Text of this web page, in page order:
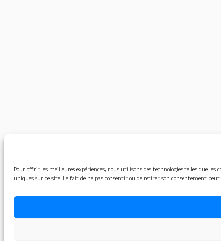
Pour offrir les meilleures expériences, nous utilisons des technologies telles que
uniques sur ce site. Le fait de ne pas consentir ou de retirer son consentement